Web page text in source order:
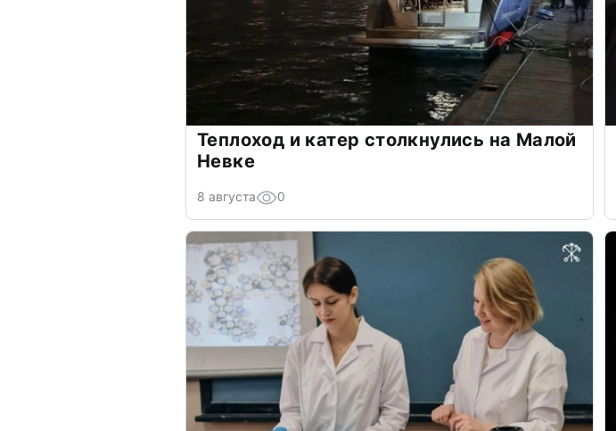
Теплоход и катер столкнулись на Малой
Невке
8 августа 0